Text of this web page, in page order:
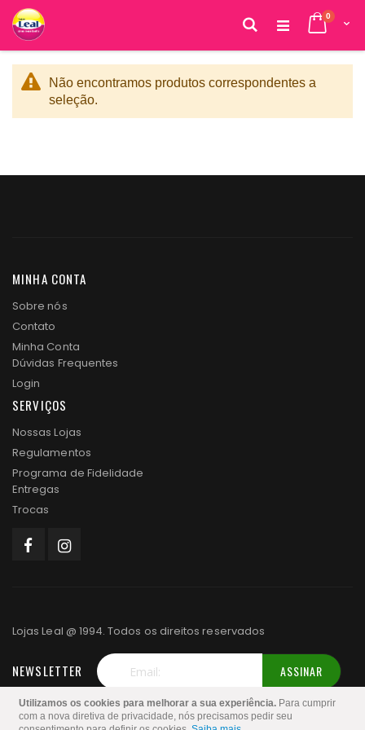
Utilizamos os cookies para melhorar a sua experiência. Para cumprir
com a nova diretiva de privacidade, nós precisamos pedir seu
Cart
0 itens
Pesquisa
o
conteúdo
Não encontramos produtos correspondentes a
seleção.
MINHA CONTA
Sobre nós
Contato
Minha Conta
Dúvidas Frequentes
Login
SERVIÇOS
Nossas Lojas
Regulamentos
Programa de Fidelidade
Entregas
Trocas
Lojas Leal @ 1994. Todos os direitos reservados
NEWSLETTER
Inscreva-
se
ASSINAR